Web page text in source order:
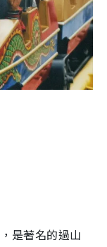
是著名的過山